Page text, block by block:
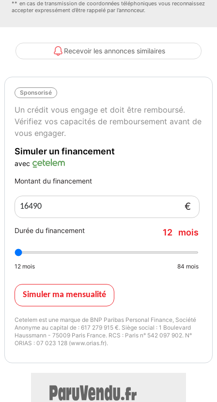
- Système Ecomode
- Pare-soleil conducteur et passager avec miroir éclairés
- Rétroviseurs extérieurs rabattables électriquement
- Avertisseurs d'angles morts
- Badge Renault mains libres
- Aide au parking latéral
- Banquette rabattable 1/3-2/3
- Climatisation automatique régulée
- Sellerie mixte similicuir / Carbone Foncé
- Siège passager AV avec réglage lombaire
- Siège passager avec réglage en hauteur, réglage lombaire et
- Volant Cuir Nappa
- Banquette AR rabattable 1/3 - 2/3 avec fonction "Easy Break"
- Climatisation automatique bi-zone
- Ambiance lumineuse
- Sellerie cuir gris clair
- Aide au parking AV et AR
- Airbags latéraux AV
- Airbags latéraux
- Cartographie France
- Kit de gonflage
- Stop & Start
- Bose Sound System
- Airbag passager déconnectable
** en cas de transmission de coordonnées téléphoniques vous reconnaissez
accepter expressément d’être rappelé par l’annonceur.
Recevoir les annonces similaires
Sponsorisé
Un crédit vous engage et doit être remboursé.
Vérifiez vos capacités de remboursement avant de
vous engager.
Simuler un financement
avec
Montant du financement
€
Durée du financement 12 mois
12 mois 84 mois
Simuler ma mensualité
Cetelem est une marque de BNP Paribas Personal Finance, Société
Anonyme au capital de : 617 279 915 €. Siège social : 1 Boulevard
Haussmann - 75009 Paris France. RCS : Paris n° 542 097 902. N°
ORIAS : 07 023 128 (www.orias.fr).